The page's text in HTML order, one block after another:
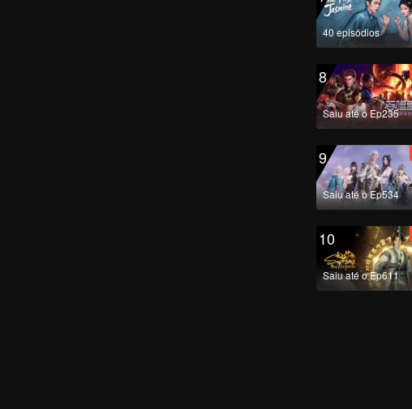
40 episódios
8
Saiu até o Ep235
9
Saiu até o Ep534
10
Saiu até o Ep611